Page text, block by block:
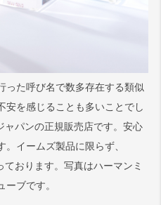
った呼び名で数多存在する類似
安を感じることも多いことでし
ャパンの正規販売店です。安心
イームズ製品に限らず、
おります。写真はハーマンミ
ブです。